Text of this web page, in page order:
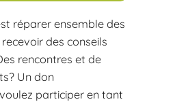
réparer ensemble des
des conseils
rencontres et de
Un don
participer en tant